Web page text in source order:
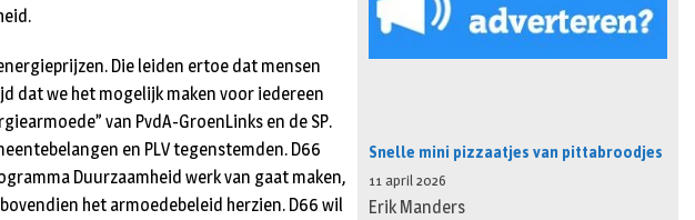
Die leiden ertoe dat mensen
dat we het mogelijk maken voor iedereen
van PvdA-GroenLinks en de SP.
en PLV tegenstemden. D66
Duurzaamheid werk van gaat maken,
het armoedebeleid herzien. D66 wil
Snelle mini pizzaatjes van pittabroodjes
11 april 2026
Erik Manders